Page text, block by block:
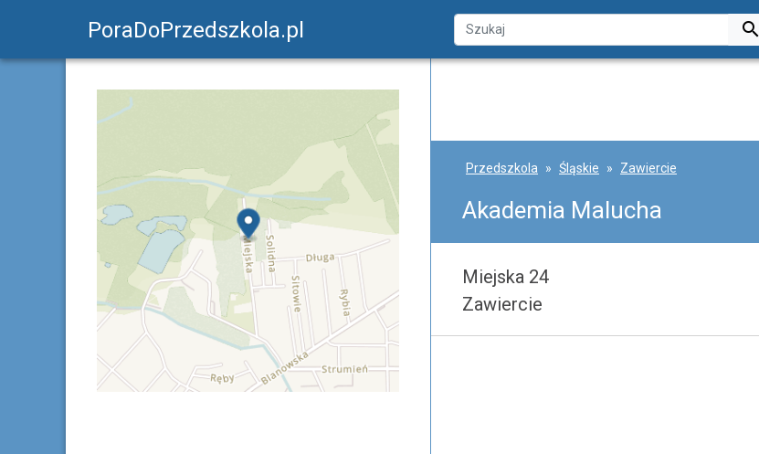
PoraDoPrzedszkola.pl 
Przedszkola Śląskie Zawiercie
Akademia Malucha
Miejska 24
Zawiercie